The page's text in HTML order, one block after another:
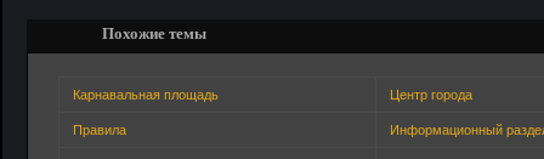
Похожие темы
Карнавальная площадь Центр города
Правила Информационный